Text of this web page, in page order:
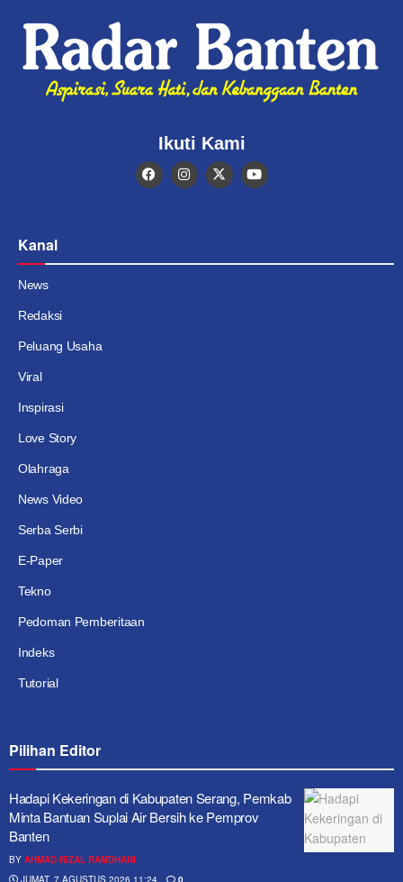
Ikuti Kami
Kanal
News
Redaksi
Peluang Usaha
Viral
Inspirasi
Love Story
Olahraga
News Video
Serba Serbi
E-Paper
Tekno
Pedoman Pemberitaan
Indeks
Tutorial
Pilihan Editor
Hadapi Kekeringan di Kabupaten Serang, Pemkab
Minta Bantuan Suplai Air Bersih ke Pemprov
Banten
BY AHMAD RIZAL RAMDHANI
JUMAT, 7 AGUSTUS 2026 11:24
0